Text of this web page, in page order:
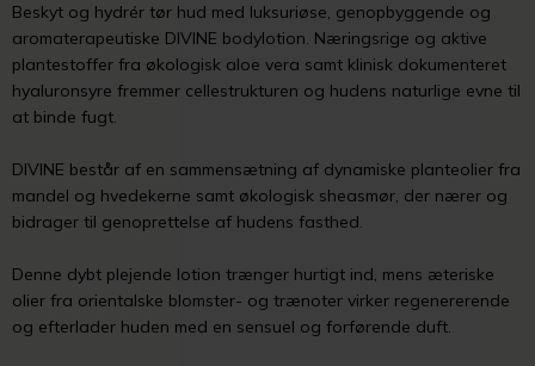
Beskyt og hydrér tør hud med luksuriøse, genopbyggende og
aromaterapeutiske DIVINE bodylotion. Næringsrige og aktive
plantestoffer fra økologisk aloe vera samt klinisk dokumenteret
hyaluronsyre fremmer cellestrukturen og hudens naturlige evne til
at binde fugt.
DIVINE består af en sammensætning af dynamiske planteolier fra
mandel og hvedekerne samt økologisk sheasmør, der nærer og
bidrager til genoprettelse af hudens fasthed.
Denne dybt plejende lotion trænger hurtigt ind, mens æteriske
olier fra orientalske blomster- og trænoter virker regenererende
og efterlader huden med en sensuel og forførende duft.